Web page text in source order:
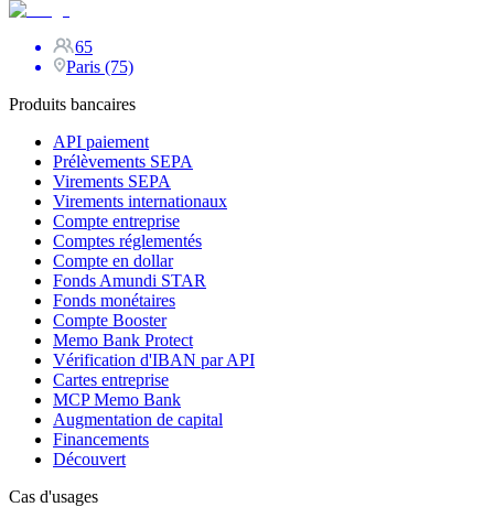
65
Paris (75)
Produits bancaires
API paiement
Prélèvements SEPA
Virements SEPA
Virements internationaux
Compte entreprise
Comptes réglementés
Compte en dollar
Fonds Amundi STAR
Fonds monétaires
Compte Booster
Memo Bank Protect
Vérification d'IBAN par API
Cartes entreprise
MCP Memo Bank
Augmentation de capital
Financements
Découvert
Cas d'usages